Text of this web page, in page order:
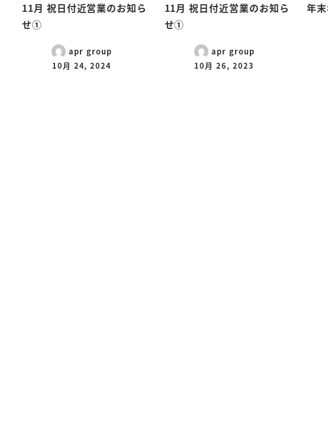
11月 祝日付近営業のお知ら
せ①
apr group
10月 24, 2024
11月 祝日付近営業のお知ら
せ①
apr group
10月 26, 2023
年